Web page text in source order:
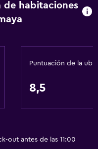
de habitaciones
Puntuación de la
8,5
out antes de las 11:00